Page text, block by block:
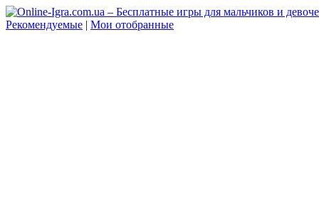
Рекомендуемые | Мои отобранные